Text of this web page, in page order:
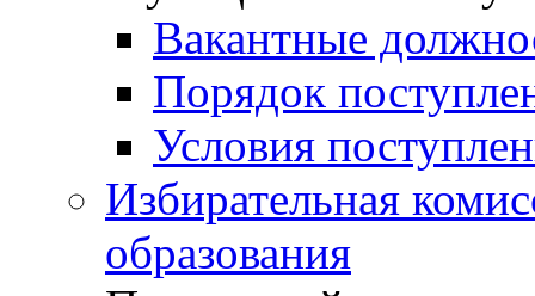
Вакантные
Порядок
Условия
Избирательная
образования